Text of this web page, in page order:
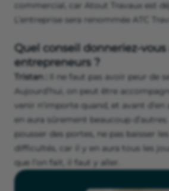
commercial, car Atout Travaux est
L’entreprise sera renommée ATC
Quel conseil donneriez-
entrepreneurs ?
Tristan :
Il ne faut pas avoir peur de
Aujourd’hui, on peut être
venir n’importe quand, et avant
en aura sûrement beaucoup d’autres.
pousser des portes, ne pas baisser
difficultés, car il y en aura tous les
que l’on fait, il faut y aller.